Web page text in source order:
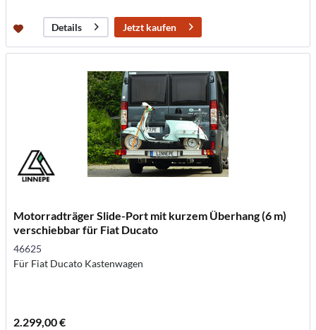
Details Jetzt kaufen
Motorradträger Slide-Port mit kurzem Überhang (6 m)
verschiebbar für Fiat Ducato
46625
Für Fiat Ducato Kastenwagen
2.299,00 €